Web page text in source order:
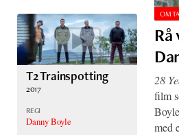
T2 Trainspotting
2017
REGI
Danny Boyle
28
film
med